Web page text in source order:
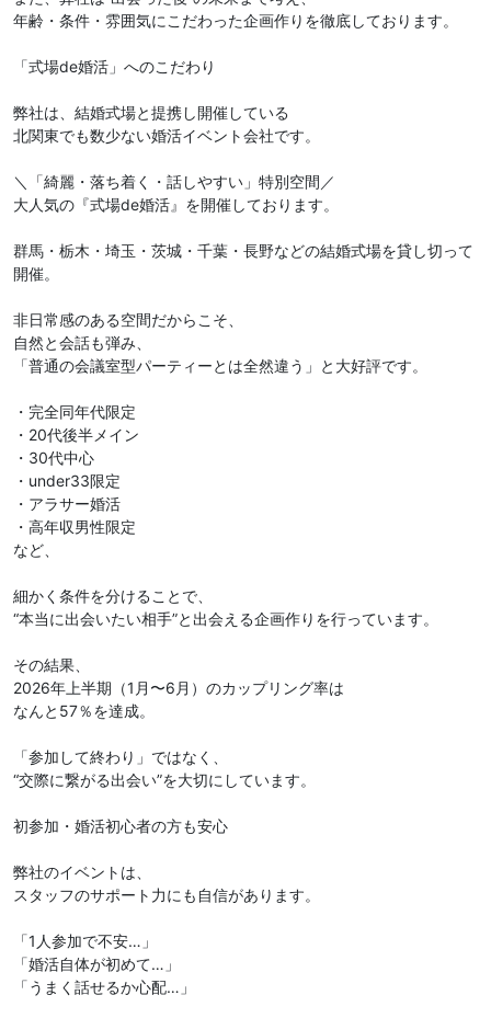
年齢・条件・雰囲気にこだわった企画作りを徹底しております。
「式場de婚活」へのこだわり
弊社は、結婚式場と提携し開催している
北関東でも数少ない婚活イベント会社です。
＼「綺麗・落ち着く・話しやすい」特別空間／
大人気の『式場de婚活』を開催しております。
群馬・栃木・埼玉・茨城・千葉・長野などの結婚式場を貸し切って
開催。
非日常感のある空間だからこそ、
自然と会話も弾み、
「普通の会議室型パーティーとは全然違う」と大好評です。
・完全同年代限定
・20代後半メイン
・30代中心
・under33限定
・アラサー婚活
・高年収男性限定
など、
細かく条件を分けることで、
“本当に出会いたい相手”と出会える企画作りを行っています。
その結果、
2026年上半期（1月〜6月）のカップリング率は
なんと57％を達成。
「参加して終わり」ではなく、
“交際に繋がる出会い”を大切にしています。
初参加・婚活初心者の方も安心
弊社のイベントは、
スタッフのサポート力にも自信があります。
「1人参加で不安…」
「婚活自体が初めて…」
「うまく話せるか心配…」